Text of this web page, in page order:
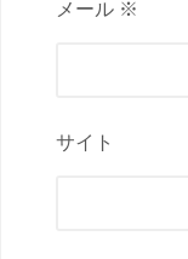
メール ※
サイト